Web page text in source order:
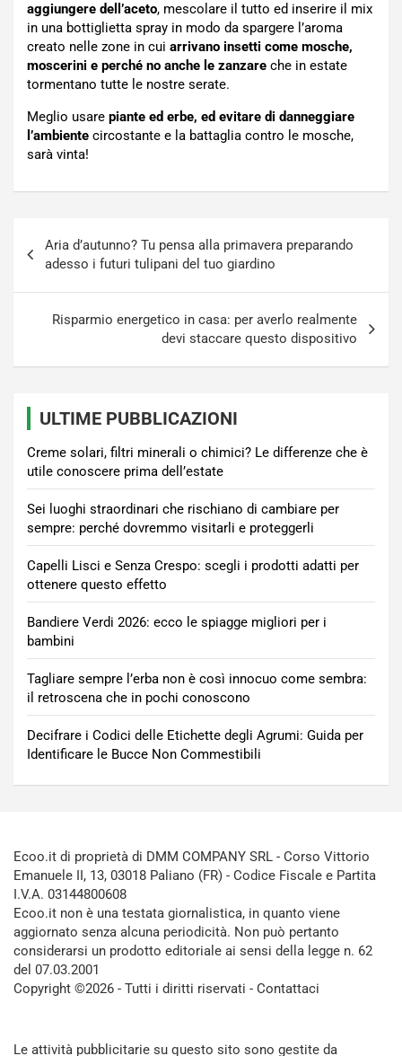
aggiungere dell’aceto, mescolare il tutto ed inserire il mix
in una bottiglietta spray in modo da spargere l’aroma
creato nelle zone in cui arrivano insetti come mosche,
moscerini e perché no anche le zanzare che in estate
tormentano tutte le nostre serate.
Meglio usare piante ed erbe, ed evitare di danneggiare
l’ambiente circostante e la battaglia contro le mosche,
sarà vinta!
articoli
Aria d’autunno? Tu pensa alla primavera preparando
adesso i futuri tulipani del tuo giardino
Risparmio energetico in casa: per averlo realmente
devi staccare questo dispositivo
ULTIME PUBBLICAZIONI
Creme solari, filtri minerali o chimici? Le differenze che è
utile conoscere prima dell’estate
Sei luoghi straordinari che rischiano di cambiare per
sempre: perché dovremmo visitarli e proteggerli
Capelli Lisci e Senza Crespo: scegli i prodotti adatti per
ottenere questo effetto
Bandiere Verdi 2026: ecco le spiagge migliori per i
bambini
Tagliare sempre l’erba non è così innocuo come sembra:
il retroscena che in pochi conoscono
Decifrare i Codici delle Etichette degli Agrumi: Guida per
Identificare le Bucce Non Commestibili
Ecoo.it di proprietà di DMM COMPANY SRL - Corso Vittorio
Emanuele II, 13, 03018 Paliano (FR) - Codice Fiscale e Partita
I.V.A. 03144800608
Ecoo.it non è una testata giornalistica, in quanto viene
aggiornato senza alcuna periodicità. Non può pertanto
considerarsi un prodotto editoriale ai sensi della legge n. 62
del 07.03.2001
Copyright ©2026 - Tutti i diritti riservati - Contattaci
Le attività pubblicitarie su questo sito sono gestite da